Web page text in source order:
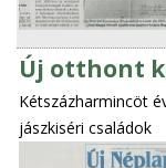
Új otthont
Kétszázharmincöt
jászkiséri családok